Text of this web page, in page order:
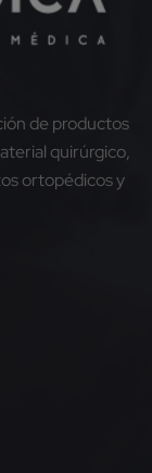
de productos
quirúrgico,
ortopédicos y